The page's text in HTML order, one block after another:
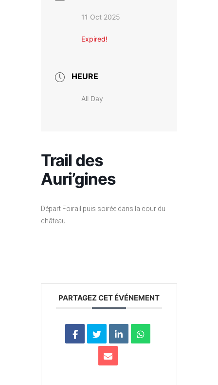
11 Oct 2025
Expired!
HEURE
All Day
Trail des
Auri’gines
Départ Foirail puis soirée dans la cour du
château
PARTAGEZ CET ÉVÉNEMENT